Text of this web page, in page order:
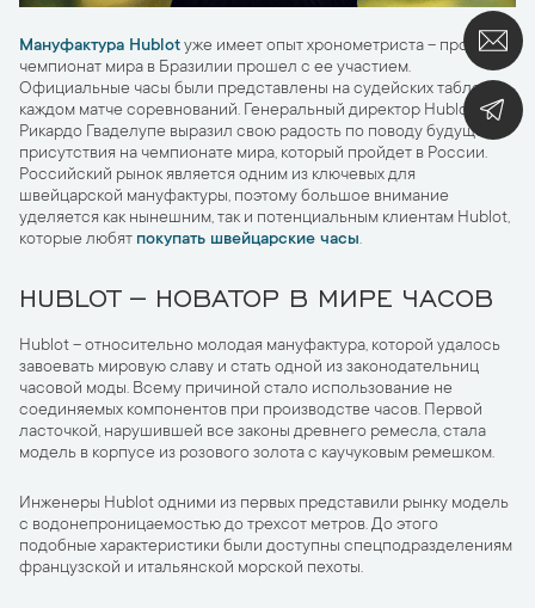
Мануфактура Hublotуже имеет опыт хронометриста – прошлый
чемпионат мира в Бразилии прошел с ее участием.
Официальные часы были представлены на судейских табло на
каждом матче соревнований. Генеральный директор Hublot
Рикардо Гваделупе выразил свою радость по поводу будущего
присутствия на чемпионате мира, который пройдет в России.
Российский рынок является одним из ключевых для
швейцарской мануфактуры, поэтому большое внимание
уделяется как нынешним, так и потенциальным клиентам Hublot,
которые любят покупать швейцарские часы.
HUBLOT – НОВАТОР В МИРЕ ЧАСОВ
Hublot – относительно молодая мануфактура, которой удалось
завоевать мировую славу и стать одной из законодательниц
часовой моды. Всему причиной стало использование не
соединяемых компонентов при производстве часов. Первой
ласточкой, нарушившей все законы древнего ремесла, стала
модель в корпусе из розового золота с каучуковым ремешком.
Инженеры Hublot одними из первых представили рынку модель
с водонепроницаемостью до трехсот метров. До этого
подобные характеристики были доступны спецподразделениям
французской и итальянской морской пехоты.